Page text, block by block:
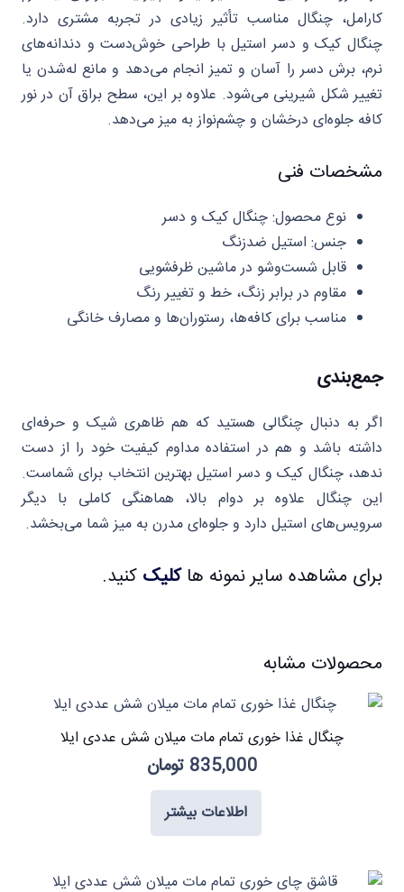
کارامل، چنگال مناسب تأثیر زیادی در تجربه مشتری دارد.
چنگال کیک و دسر استیل با طراحی خوش‌دست و دندانه‌های
نرم، برش دسر را آسان و تمیز انجام می‌دهد و مانع له‌شدن یا
تغییر شکل شیرینی می‌شود. علاوه بر این، سطح براق آن در نور
کافه جلوه‌ای درخشان و چشم‌نواز به میز می‌دهد.
مشخصات فنی
نوع محصول: چنگال کیک و دسر
جنس: استیل ضدزنگ
قابل شست‌وشو در ماشین ظرفشویی
مقاوم در برابر زنگ، خط و تغییر رنگ
مناسب برای کافه‌ها، رستوران‌ها و مصارف خانگی
جمع‌بندی
اگر به دنبال چنگالی هستید که هم ظاهری شیک و حرفه‌ای
داشته باشد و هم در استفاده مداوم کیفیت خود را از دست
ندهد، چنگال کیک و دسر استیل بهترین انتخاب برای شماست.
این چنگال علاوه بر دوام بالا، هماهنگی کاملی با دیگر
سرویس‌های استیل دارد و جلوه‌ای مدرن به میز شما می‌بخشد.
برای مشاهده سایر نمونه هاکلیک کنید.
محصولات مشابه
چنگال غذا خوری تمام مات میلان شش عددی ایلا
835,000 تومان
اطلاعات بیشتر